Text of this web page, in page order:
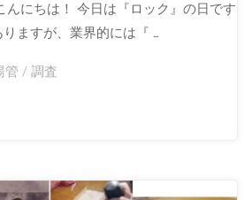
んにちは！ 今日は『ロック』の日です
ますが、業界的には『 …
管 /調査